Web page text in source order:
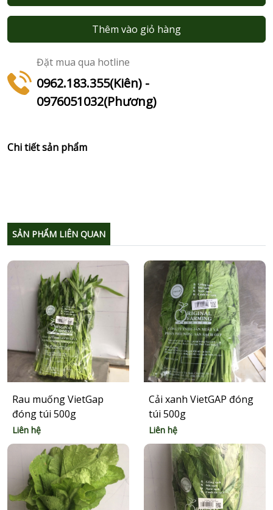
Thêm vào giỏ hàng
Đặt mua qua hotline
0962.183.355(Kiên) -
0976051032(Phương)
Chi tiết sản phẩm
SẢN PHẨM LIÊN QUAN
Rau muống VietGap
đóng túi 500g
Liên hệ
Cải xanh VietGAP đóng
túi 500g
Liên hệ